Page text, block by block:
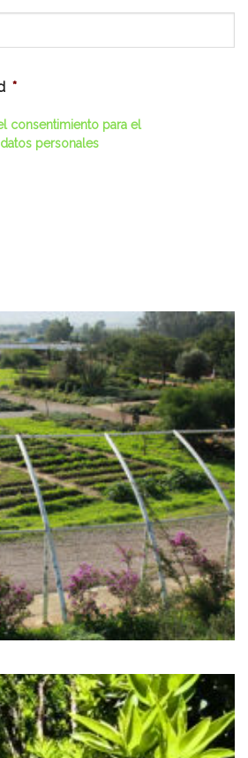
*
consentimiento para el
personales